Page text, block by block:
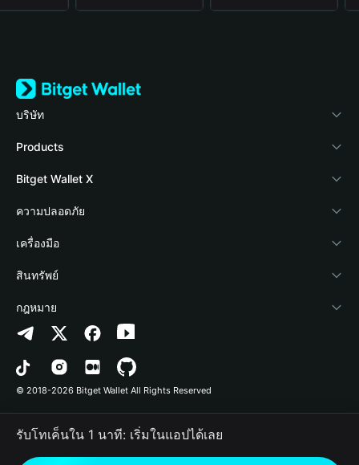
บริษัท
เกี่ยวกับ Bitget Wallet
Blog
Academy
ข่าวสารด้านคริปโต
ศูนย์ช่วยเหลือ
ติดต่อเรา
ทรัพยากรข้อมูลของแบรนด์
อาชีพ
Products
Crypto Card
Stablecoin Earn
Payfi Crypto
Crypto Swap API
Altcoin Season Index
Prediction Markets
DApp
RWA
Bitget Wallet X
นักพัฒนา
เชื่อมต่อ Wallet
Bitget Wallet Pay
ลิสต์โปรเจกต์
ความปลอดภัย
Protection Fund
เทคโนโลยีความปลอดภัย
เครื่องมือ
ซื้อคริปโต
การตรวจจับการอนุญาต
การตรวจจับสัญญา
การโอนเป็นชุด
สินทรัพย์
Arbitrum
Avalanche
Bitcoin
Polygon
กฎหมาย
นโยบายความเป็นส่วนตัว
ข้อตกลงในการใช้บริการ
© 2018-2026 Bitget Wallet All Rights Reserved
รับโทเค็นใน 1 นาที: เริ่มในแอปได้เลย